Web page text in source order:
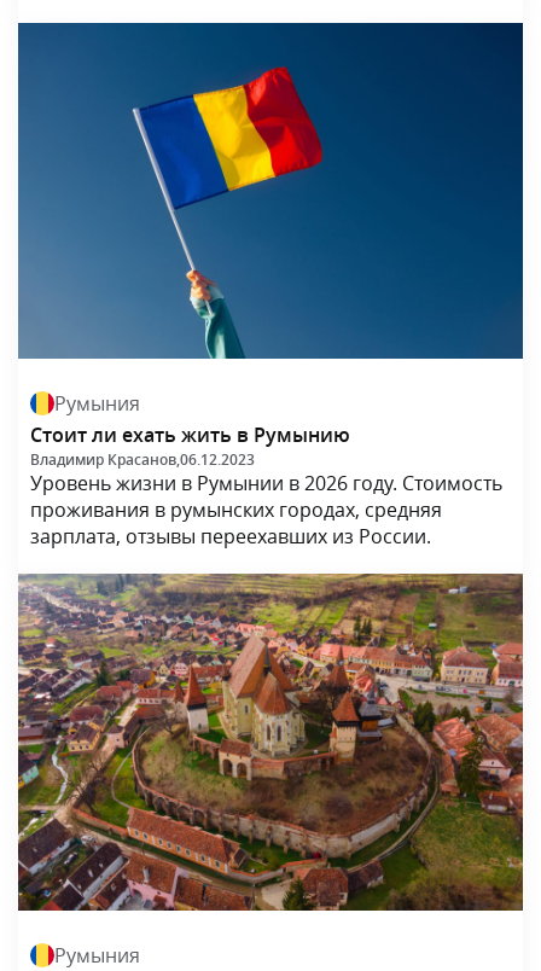
Румыния
Стоит ли ехать жить в Румынию
Владимир Красанов,06.12.2023
Уровень жизни в Румынии в 2026 году. Стоимость
проживания в румынских городах, средняя
зарплата, отзывы переехавших из России.
Румыния